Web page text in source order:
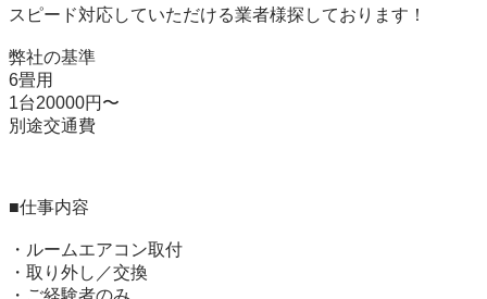
スピード対応していただける業者様探しております！
弊社の基準
6畳用
1台20000円〜
別途交通費
■仕事内容
・ルームエアコン取付
・取り外し／交換
・ご経験者のみ